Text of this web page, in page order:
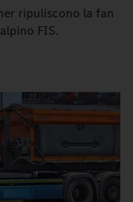
ripuliscono la fan
FIS.